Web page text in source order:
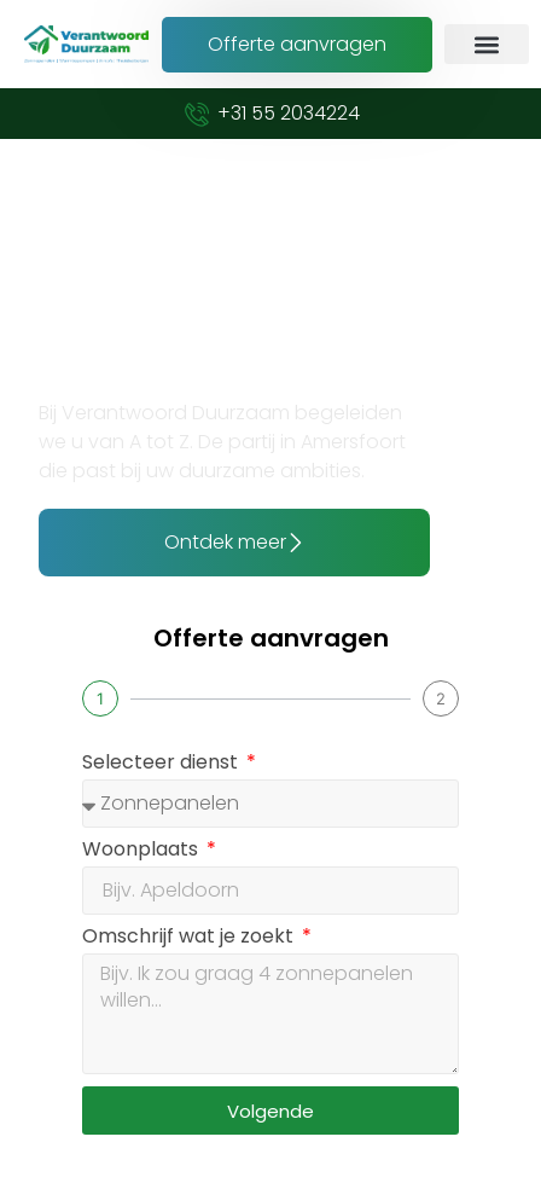
Offerte aanvragen
+31 55 2034224
Bij Verantwoord Duurzaam begeleiden
we u van A tot Z. De partij in Amersfoort
die past bij uw duurzame ambities.
Ontdek meer
Offerte aanvragen
1 2
Selecteer dienst
Woonplaats
Omschrijf wat je zoekt
Volgende